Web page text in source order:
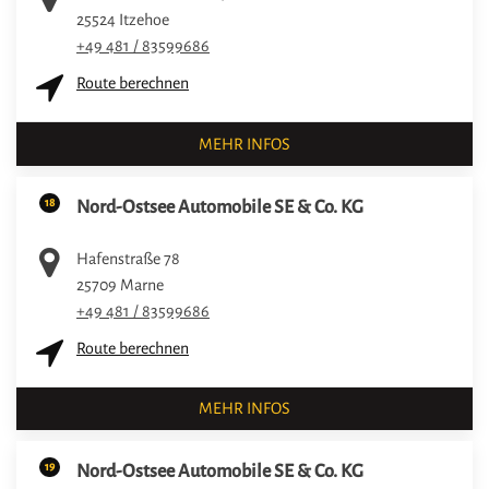
25524 Itzehoe
+49 481 / 83599686
Route berechnen
MEHR INFOS
18 Nord-Ostsee Automobile SE & Co. KG
Hafenstraße 78
25709 Marne
+49 481 / 83599686
Route berechnen
MEHR INFOS
19 Nord-Ostsee Automobile SE & Co. KG